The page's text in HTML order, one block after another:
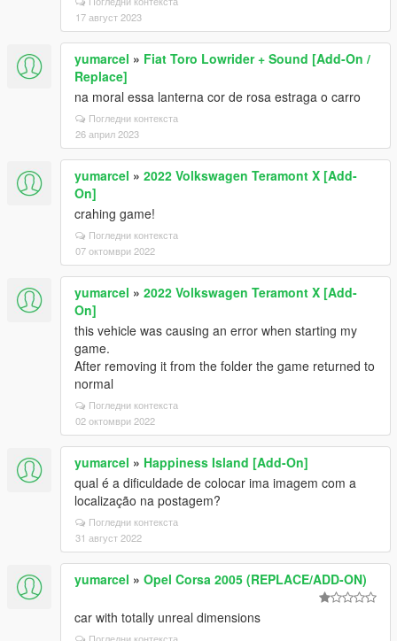
17 август 2023
yumarcel » Fiat Toro Lowrider + Sound [Add-On /
Replace]
na moral essa lanterna cor de rosa estraga o carro
Погледни контекста
26 април 2023
yumarcel » 2022 Volkswagen Teramont X [Add-
On]
crahing game!
Погледни контекста
07 октомври 2022
yumarcel » 2022 Volkswagen Teramont X [Add-
On]
this vehicle was causing an error when starting my
game.
After removing it from the folder the game returned to
normal
Погледни контекста
02 октомври 2022
yumarcel » Happiness Island [Add-On]
qual é a dificuldade de colocar ima imagem com a
localização na postagem?
Погледни контекста
31 август 2022
yumarcel » Opel Corsa 2005 (REPLACE/ADD-ON)
car with totally unreal dimensions